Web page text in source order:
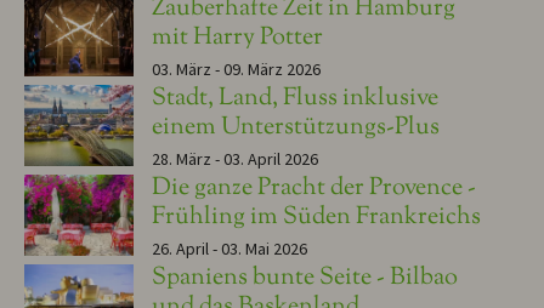
Zauberhafte Zeit in Hamburg
mit Harry Potter
03. März - 09. März 2026
Stadt, Land, Fluss inklusive
einem Unterstützungs-Plus
28. März - 03. April 2026
Die ganze Pracht der Provence -
Frühling im Süden Frankreichs
26. April - 03. Mai 2026
Spaniens bunte Seite - Bilbao